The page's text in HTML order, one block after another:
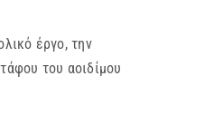
έργο, την
του αοιδίμου